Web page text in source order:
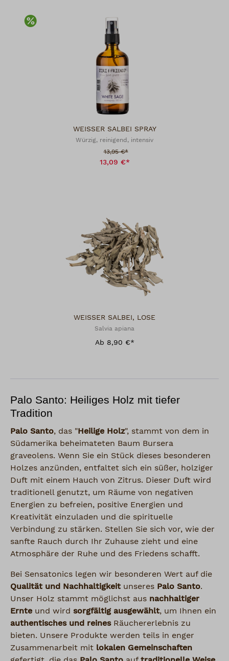
Rabatt
WEISSER SALBEI SPRAY
Würzig, reinigend, intensiv
Verkaufspreis:
13,95 €*
13,09 €*
WEISSER SALBEI, LOSE
Salvia apiana
Ab 8,90 €*
Palo Santo: Heiliges Holz mit tiefer
Tradition
Palo Santo, das "Heilige Holz", stammt von dem in
Südamerika beheimateten Baum Bursera
graveolens. Wenn Sie ein Stück dieses besonderen
Holzes anzünden, entfaltet sich ein süßer, holziger
Duft mit einem Hauch von Zitrus. Dieser Duft wird
traditionell genutzt, um Räume von negativen
Energien zu befreien, positive Energien und
Kreativität einzuladen und die spirituelle
Verbindung zu stärken. Stellen Sie sich vor, wie der
sanfte Rauch durch Ihr Zuhause zieht und eine
Atmosphäre der Ruhe und des Friedens schafft.
Bei Sensatonics legen wir besonderen Wert auf die
Qualität und Nachhaltigkeit unseres Palo Santo.
Unser Holz stammt möglichst aus nachhaltiger
Ernte und wird sorgfältig ausgewählt, um Ihnen ein
authentisches und reinesRäuchererlebnis zu
bieten. Unsere Produkte werden teils in enger
Zusammenarbeit mit lokalen Gemeinschaften